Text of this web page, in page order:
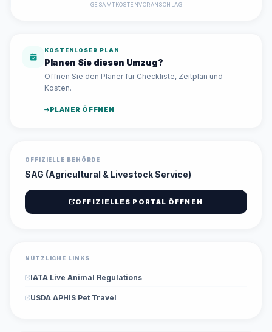
GESAMTKOSTENVORANSCHLAG
KOSTENLOSER PLAN
Planen Sie diesen Umzug?
Öffnen Sie den Planer für Checkliste, Zeitplan und
Kosten.
PLANER ÖFFNEN
OFFIZIELLE BEHÖRDE
SAG (Agricultural & Livestock Service)
OFFIZIELLES PORTAL ÖFFNEN
NÜTZLICHE LINKS
IATA Live Animal Regulations
USDA APHIS Pet Travel